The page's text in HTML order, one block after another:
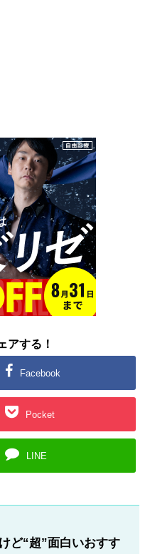
アする！
Facebook
Pocket
LINE
ど“超”面白いおすす